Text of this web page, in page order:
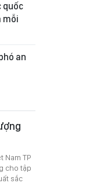
quốc
mỗi
an
Nam TP
cho tập
sắc